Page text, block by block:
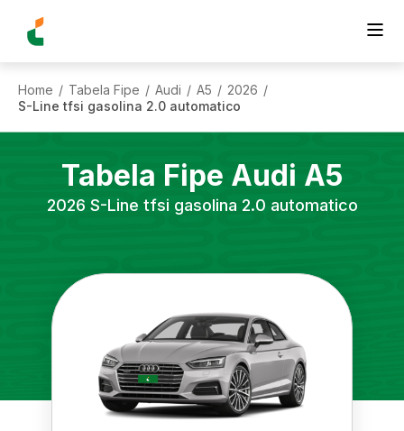
Home / Tabela Fipe / Audi / A5 / 2026 /
S-Line tfsi gasolina 2.0 automatico
Tabela Fipe Audi A5
2026 S-Line tfsi gasolina 2.0 automatico